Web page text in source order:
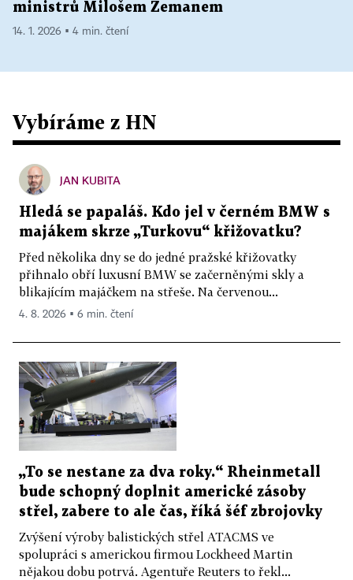
ministrů Milošem Zemanem
14. 1. 2026 ▪ 4 min. čtení
Vybíráme z HN
JAN KUBITA
Hledá se papaláš. Kdo jel v černém BMW s
majákem skrze „Turkovu“ křižovatku?
Před několika dny se do jedné pražské křižovatky
přihnalo obří luxusní BMW se začerněnými skly a
blikajícím majáčkem na střeše. Na červenou...
4. 8. 2026 ▪ 6 min. čtení
„To se nestane za dva roky.“ Rheinmetall
bude schopný doplnit americké zásoby
střel, zabere to ale čas, říká šéf zbrojovky
Zvýšení výroby balistických střel ATACMS ve
spolupráci s americkou firmou Lockheed Martin
nějakou dobu potrvá. Agentuře Reuters to řekl...